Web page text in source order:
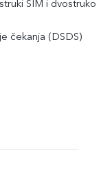
SIM i dvostruko
čekanja (DSDS)